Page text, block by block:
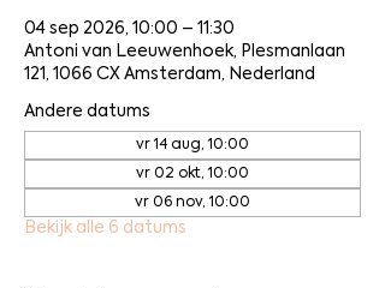
04 sep 2026, 10:00 – 11:30
Antoni van Leeuwenhoek, Plesmanlaan
121, 1066 CX Amsterdam, Nederland
Andere datums
vr 14 aug, 10:00
vr 02 okt, 10:00
vr 06 nov, 10:00
Bekijk alle 6 datums